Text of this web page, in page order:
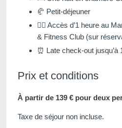
🥐 Petit-déjeuner
🏊‍♂️ Accès d’1 heure au
& Fitness Club (sur
⏰ Late check-out jusqu’à
Prix et conditions
À partir de 139 € pour deux
Taxe de séjour non incluse.
Louvain-la-Neuve, 3*
Martin's Klooster